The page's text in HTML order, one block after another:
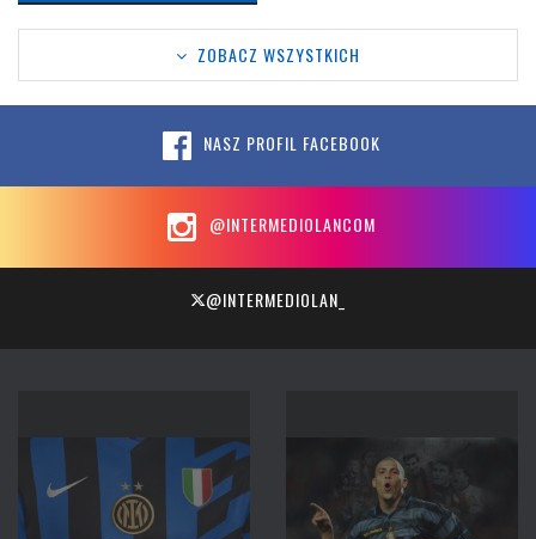
ZOBACZ WSZYSTKICH
NASZ PROFIL FACEBOOK
@INTERMEDIOLANCOM
@INTERMEDIOLAN_